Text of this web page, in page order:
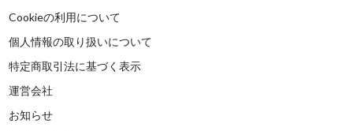
Cookieの利用について
個人情報の取り扱いについて
特定商取引法に基づく表示
運営会社
お知らせ